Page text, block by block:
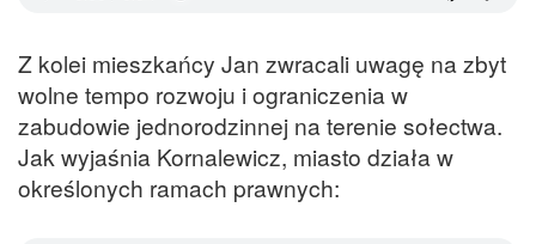
Z kolei mieszkańcy Jan zwracali uwagę na zbyt
wolne tempo rozwoju i ograniczenia w
zabudowie jednorodzinnej na terenie sołectwa.
Jak wyjaśnia Kornalewicz, miasto działa w
określonych ramach prawnych: